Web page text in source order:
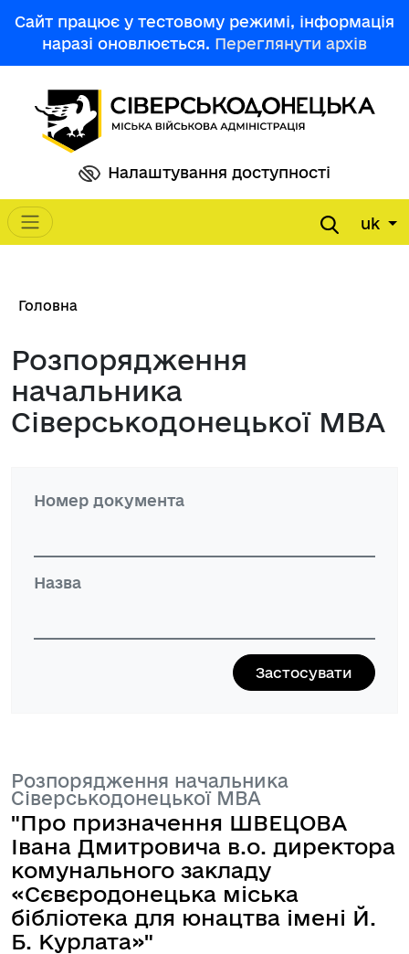
Сайт працює у тестовому режимі, інформація
наразі оновлюється. Переглянути архів
Налаштування доступності
Main navigation uk
Рядок навіґації
Головна
Розпорядження
начальника
Сіверськодонецької МВА
Номер документа
Назва
Розпорядження начальника
Сіверськодонецької МВА
"Про призначення ШВЕЦОВА
Івана Дмитровича в.о. директора
комунального закладу
«Сєвєродонецька міська
бібліотека для юнацтва імені Й.
Б. Курлата»"